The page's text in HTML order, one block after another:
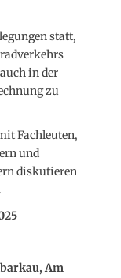
statt,
in der
zu
Fachleuten,
und
diskutieren
Am